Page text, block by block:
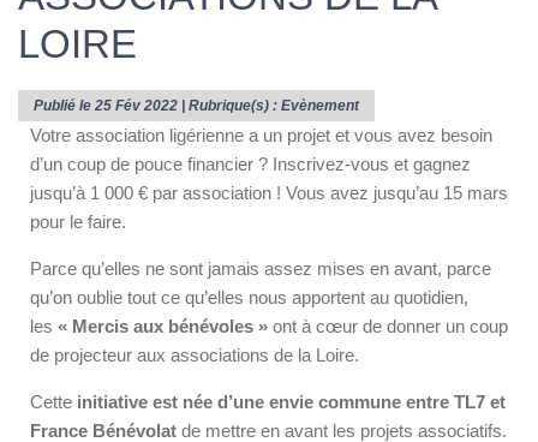
LOIRE
Publié le 25 Fév 2022 | Rubrique(s) : Evènement
Votre association ligérienne a un projet et vous avez besoin
d’un coup de pouce financier ? Inscrivez-vous et gagnez
jusqu’à 1 000 € par association ! Vous avez jusqu’au 15 mars
pour le faire.
Parce qu’elles ne sont jamais assez mises en avant, parce
qu’on oublie tout ce qu’elles nous apportent au quotidien,
les « Mercis aux bénévoles » ont à cœur de donner un coup
de projecteur aux associations de la Loire.
Cette initiative est née d’une envie commune entre TL7 et
France Bénévolat de mettre en avant les projets associatifs.